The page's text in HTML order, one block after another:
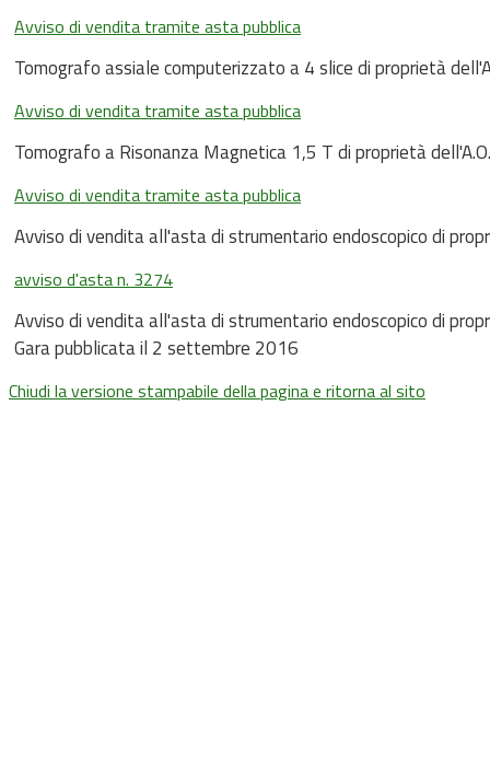
Avviso di vendita tramite asta pubblica
Tomografo assiale computerizzato a 4 slice di proprietà
Avviso di vendita tramite asta pubblica
Tomografo a Risonanza Magnetica 1,5 T di proprietà
Avviso di vendita tramite asta pubblica
Avviso di vendita all'asta di strumentario endoscopico di
avviso d'asta n. 3274
Avviso di vendita all'asta di strumentario endoscopico di
Gara pubblicata il 2 settembre 2016
Chiudi la versione stampabile della pagina e ritorna al sito